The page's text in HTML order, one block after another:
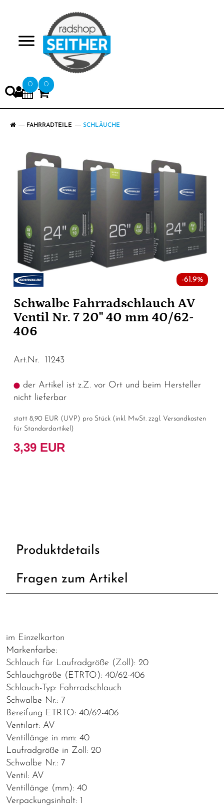
0 0
FAHRRADTEILE SCHLÄUCHE
-61.9%
Schwalbe Fahrradschlauch AV
Ventil Nr. 7 20" 40 mm 40/62-
406
Art.Nr. 11243
der Artikel ist z.Z. vor Ort und beim Hersteller
nicht lieferbar
statt 8,90 EUR ( UVP ) pro Stück (inkl. MwSt. zzgl. Versandkosten
für Standardartikel )
3,39 EUR
Produktdetails
Fragen zum Artikel
im Einzelkarton
Markenfarbe:
Schlauch für Laufradgröße (Zoll): 20
Schlauchgröße (ETRTO): 40/62-406
Schlauch-Typ: Fahrradschlauch
Schwalbe Nr.: 7
Bereifung ETRTO: 40/62-406
Ventilart: AV
Ventillänge in mm: 40
Laufradgröße in Zoll: 20
Schwalbe Nr.: 7
Ventil: AV
Ventillänge (mm): 40
Verpackungsinhalt: 1